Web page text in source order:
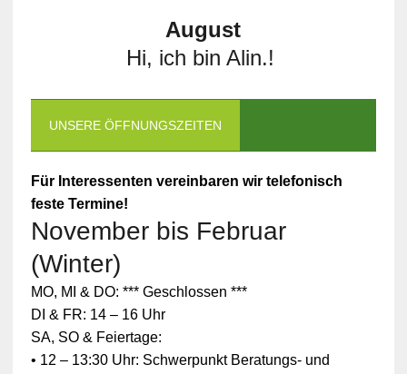
August
Hi, ich bin Alin.!
UNSERE ÖFFNUNGSZEITEN
Für Interessenten vereinbaren wir telefonisch
feste Termine!
November bis Februar
(Winter)
MO, MI & DO: *** Geschlossen ***
DI & FR: 14 – 16 Uhr
SA, SO & Feiertage:
• 12 – 13:30 Uhr: Schwerpunkt Beratungs- und